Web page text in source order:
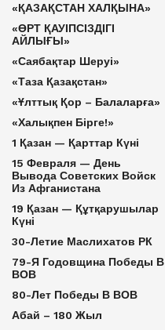
«ҚАЗАҚСТАН ХАЛҚЫНА»
«ӨРТ ҚАУІПСІЗДІГІ
АЙЛЫҒЫ»
«Саябақтар Шеруі»
«Таза Қазақстан»
«Ұлттық Қор – Балаларға»
«Халықпен Бірге!»
1 Қазан — Қарттар Күні
15 Февраля — День
Вывода Советских Войск
Из Афганистана
19 Қазан — Құтқарушылар
Күні
30-Летие Маслихатов РК
79-Я Годовщина Победы В
ВОВ
80-Лет Победы В ВОВ
Абай – 180 Жыл